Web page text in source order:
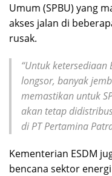
Umum (SPBU) yang
akses jalan di
rusak.
“Untuk
longsor, banyak
memastikan untuk
akan tetap
di PT Pertamina
Kementerian ESDM
bencana sektor